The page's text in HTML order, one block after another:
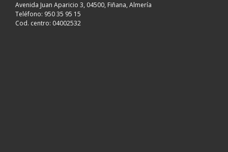
Avenida Juan Aparicio 3, 04500, Fiñana, Almería
Teléfono: 950 35 95 15
Cod. centro: 04002532